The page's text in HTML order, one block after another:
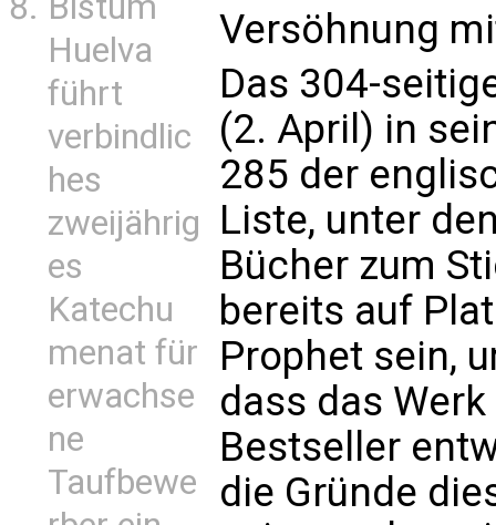
Huelva
führt
verbindlic
hes
zweijährig
es
Katechu
menat für
erwachse
ne
Taufbewe
Versöhnung
Das 304-
(2. April) in
285 der
Liste, unter
Bücher zum
bereits auf
Prophet sein,
dass das
Bestseller
die Gründe